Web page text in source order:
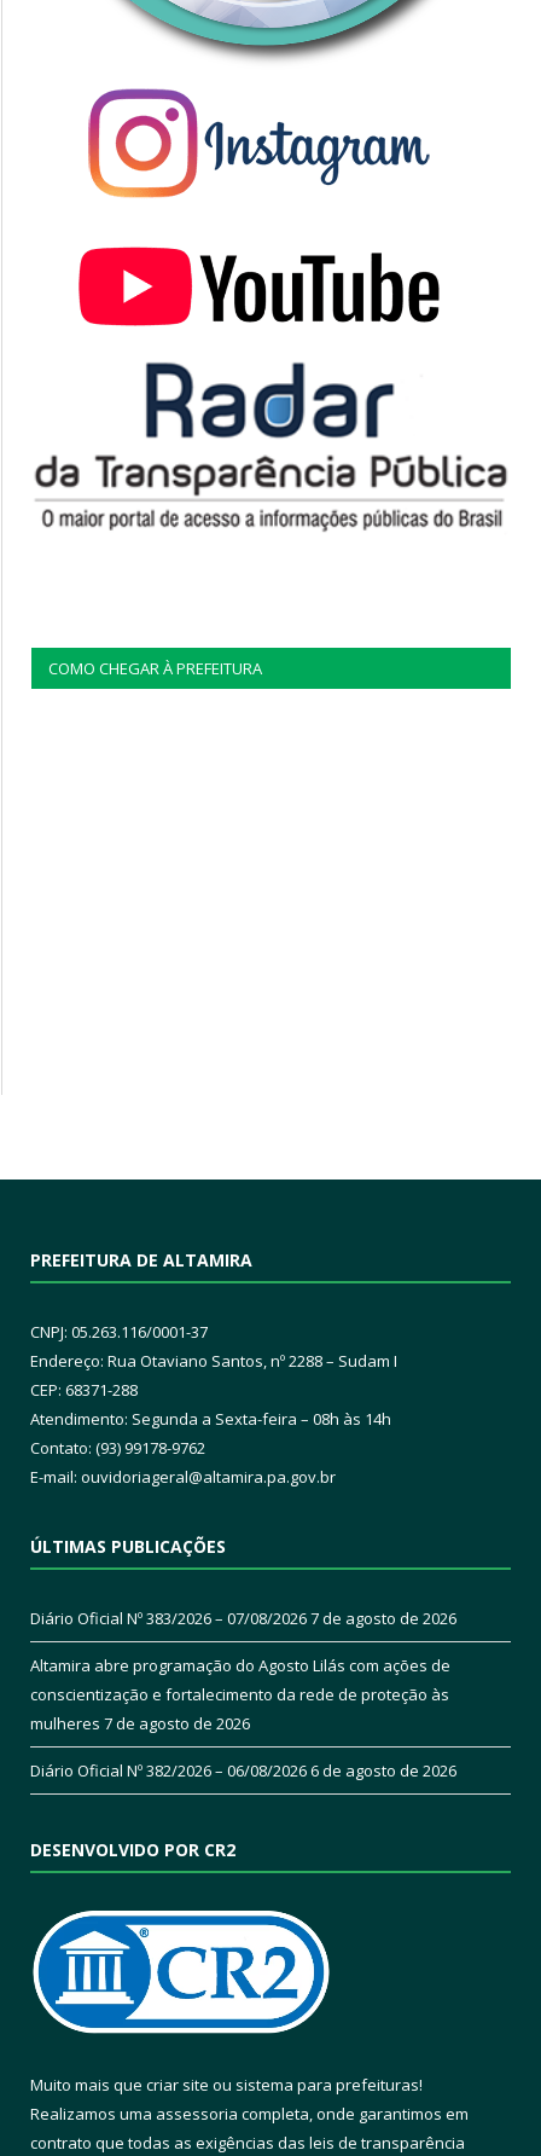
COMO CHEGAR À PREFEITURA
PREFEITURA DE ALTAMIRA
CNPJ: 05.263.116/0001-37
Endereço: Rua Otaviano Santos, nº 2288 – Sudam I
CEP: 68371-288
Atendimento: Segunda a Sexta-feira – 08h às 14h
Contato: (93) 99178-9762
E-mail: ouvidoriageral@altamira.pa.gov.br
ÚLTIMAS PUBLICAÇÕES
Diário Oficial Nº 383/2026 – 07/08/20267 de agosto de 2026
Altamira abre programação do Agosto Lilás com ações de
conscientização e fortalecimento da rede de proteção às
mulheres 7 de agosto de 2026
Diário Oficial Nº 382/2026 – 06/08/20266 de agosto de 2026
DESENVOLVIDO POR CR2
Muito mais que criar site ou sistema para prefeituras!
Realizamos uma assessoria completa, onde garantimos em
contrato que todas as exigências das leis de transparência